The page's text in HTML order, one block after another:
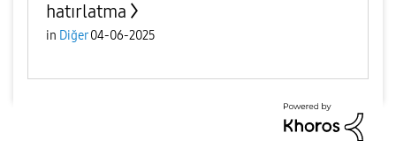
hatırlatma
in Diğer 04-06-2025